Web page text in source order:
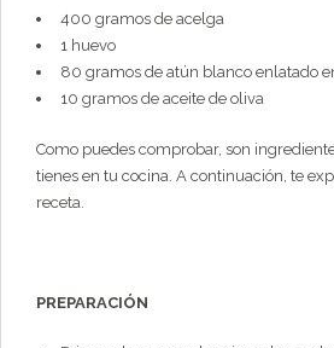
400 gramos de acelga
1 huevo
80 gramos de atún blanco enlatado
10 gramos de aceite de oliva
Como puedes comprobar, son
tienes en tu cocina. A continuación, te
receta.
PREPARACIÓN